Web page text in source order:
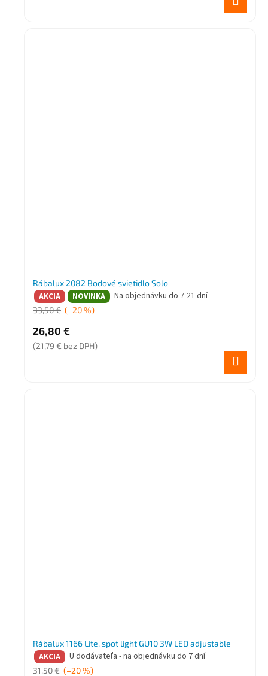
Rábalux 2082 Bodové svietidlo Solo
AKCIA NOVINKA Na objednávku do 7-21 dní
33,50 € (–20 %)
26,80 €
(21,79 € bez DPH)
Rábalux 1166 Lite, spot light GU10 3W LED adjustable
AKCIA U dodávateľa - na objednávku do 7 dní
31,50 € (–20 %)